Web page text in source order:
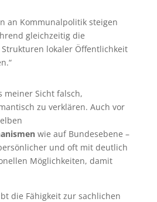
an Kommunalpolitik steigen
gleichzeitig die
lokaler Öffentlichkeit
meiner Sicht falsch,
zu verklären. Auch vor
wie auf Bundesebene –
und oft mit deutlich
Möglichkeiten, damit
die Fähigkeit zur sachlichen